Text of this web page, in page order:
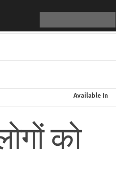
Available In
को